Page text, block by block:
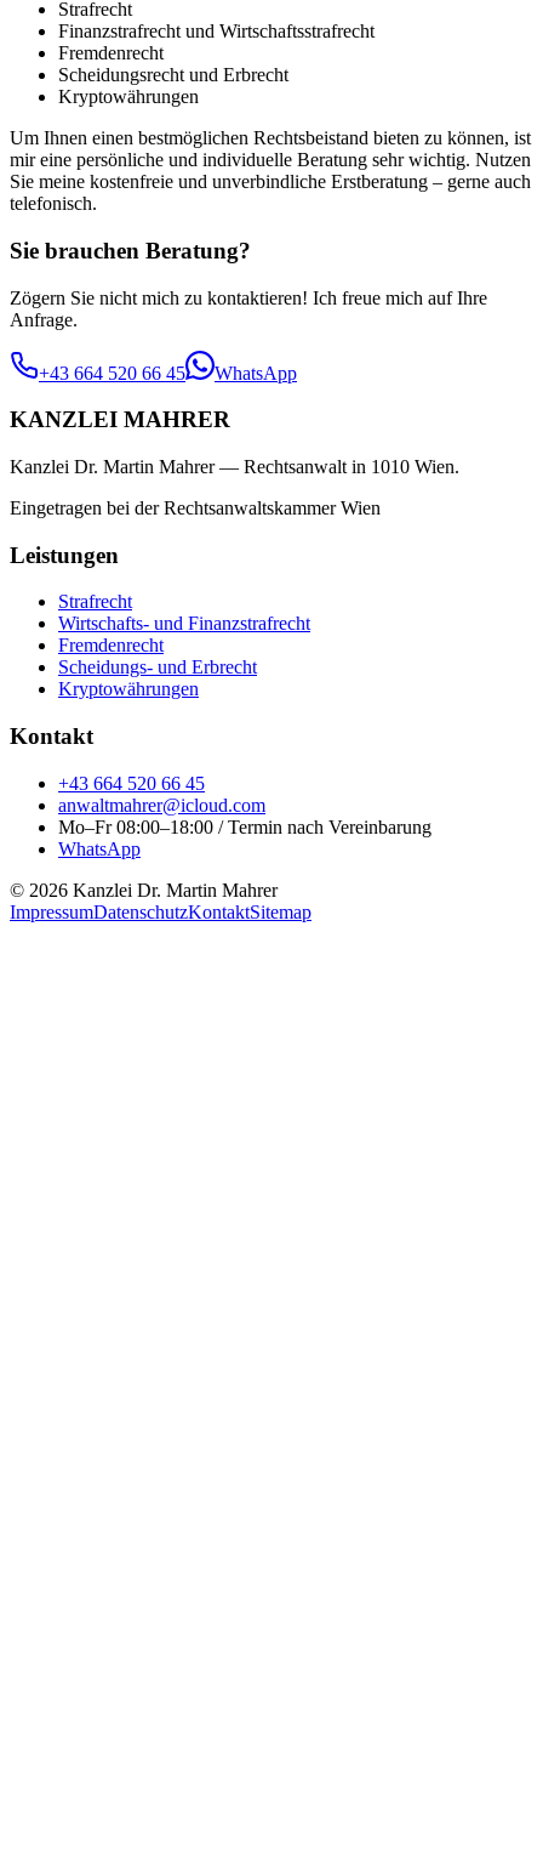
Strafrecht
Finanzstrafrecht und Wirtschaftsstrafrecht
Fremdenrecht
Scheidungsrecht und Erbrecht
Kryptowährungen
Um Ihnen einen bestmöglichen Rechtsbeistand bieten zu können, ist
mir eine persönliche und individuelle Beratung sehr wichtig. Nutzen
Sie meine kostenfreie und unverbindliche Erstberatung – gerne auch
telefonisch.
Sie brauchen Beratung?
Zögern Sie nicht mich zu kontaktieren! Ich freue mich auf Ihre
Anfrage.
+43 664 520 66 45 WhatsApp
KANZLEI MAHRER
Kanzlei Dr. Martin Mahrer — Rechtsanwalt in 1010 Wien.
Eingetragen bei der Rechtsanwaltskammer Wien
Leistungen
Strafrecht
Wirtschafts- und Finanzstrafrecht
Fremdenrecht
Scheidungs- und Erbrecht
Kryptowährungen
Kontakt
+43 664 520 66 45
anwaltmahrer@icloud.com
Mo–Fr 08:00–18:00 / Termin nach Vereinbarung
WhatsApp
© 2026 Kanzlei Dr. Martin Mahrer
ImpressumDatenschutzKontaktSitemap